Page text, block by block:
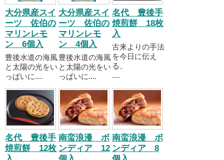
大分県産スイ
ーツ 佐伯の
マリンレモ
ン 6個入
豊後水道の海風
と太陽の光をい
っぱいに....
大分県産スイ
ーツ 佐伯の
マリンレモ
ン 4個入
豊後水道の海風
と太陽の光をい
っぱいに....
名代 豊後手
焼煎餅 18枚
入
古来よりの手法
を今日に伝え
る、
....
名代 豊後手
焼煎餅 12枚
南蛮浪漫 ボ
ンディア 12
南蛮浪漫 ボ
ンディア 8